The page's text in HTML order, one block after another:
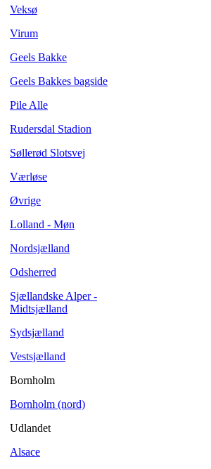
Veksø
Virum
Geels Bakke
Geels Bakkes bagside
Pile Alle
Rudersdal Stadion
Søllerød Slotsvej
Værløse
Øvrige
Lolland - Møn
Nordsjælland
Odsherred
Sjællandske Alper -
Midtsjælland
Sydsjælland
Vestsjælland
Bornholm
Bornholm (nord)
Udlandet
Alsace